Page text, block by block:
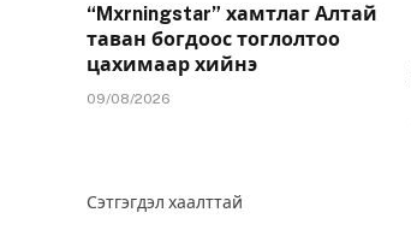
“Mxrningstar” хамтлаг Алтай
таван богдоос тоглолтоо
цахимаар хийнэ
09/08/2026
Сэтгэгдэл хаалттай